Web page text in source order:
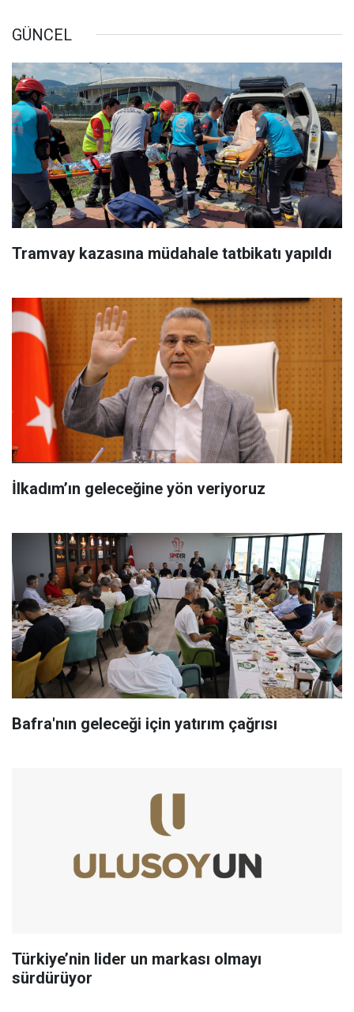
GÜNCEL
Tramvay kazasına müdahale tatbikatı yapıldı
İlkadım’ın geleceğine yön veriyoruz
Bafra'nın geleceği için yatırım çağrısı
Türkiye’nin lider un markası olmayı
sürdürüyor